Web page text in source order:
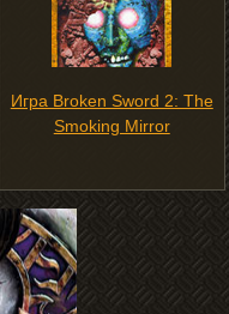
Игра Broken Sword 2: The
Smoking Mirror